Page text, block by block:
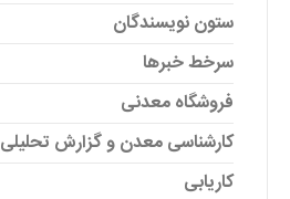
ستون نویسندگان
سرخط خبرها
فروشگاه معدنی
کارشناسی معدن و گزارش تحلیلی
کاریابی